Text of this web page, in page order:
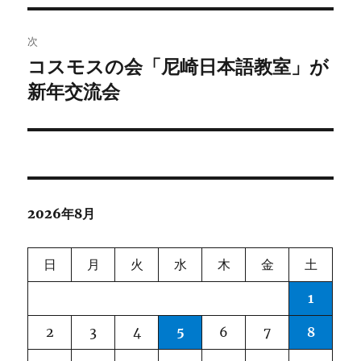
ビ
ゲ
ー
シ
ン
稿:
次
次
の
稿:
コスモスの会「尼崎日本語教室」が
新年交流会
2026年8月
日 月 火 水 木 金 土
1
2 3 4 5 6 7 8